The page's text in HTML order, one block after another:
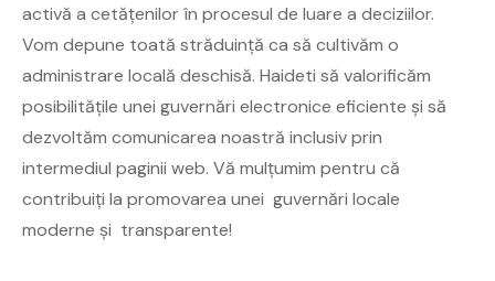
activă a cetățenilor în procesul de luare a deciziilor.
Vom depune toată străduință ca să cultivăm o
administrare locală deschisă. Haideti să valorificăm
posibilitățile unei guvernări electronice eficiente și să
dezvoltăm comunicarea noastră inclusiv prin
intermediul paginii web. Vă mulțumim pentru că
contribuiți la promovarea unei guvernări locale
moderne și transparente!